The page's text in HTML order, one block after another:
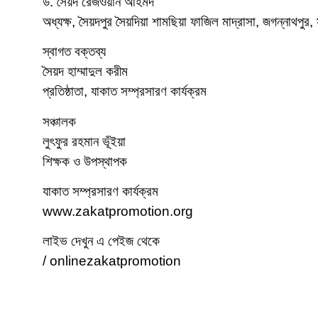
অধ্যক্ষ, সৈয়দপুর সৈয়দিয়া শামছিয়া ফাজিল মাদ্রাসা, জগন্নাথপুর,
স্বাগত বক্তব্য
সৈয়দ হাম্মাদুল করীম
প্রতিষ্ঠাতা, যাকাত সম্প্রসারণ কার্যক্রম
সঞ্চালক
লুৎফুর রহমান ভূঁইয়া
শিক্ষক ও উপস্থাপক
যাকাত সম্প্রসারণ কার্যক্রম
www.zakatpromotion.org
লাইভ দেখুন এ পেইজ থেকে
/ onlinezakatpromotion